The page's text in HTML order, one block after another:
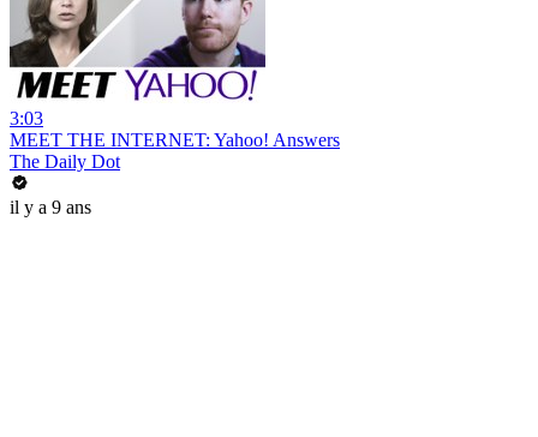
3:03
MEET THE INTERNET: Yahoo! Answers
The Daily Dot
il y a 9 ans